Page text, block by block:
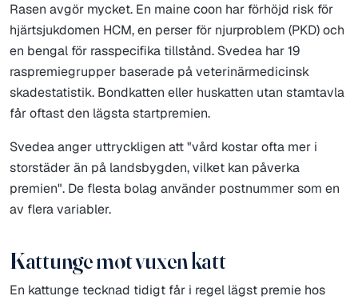
Rasen avgör mycket. En maine coon har förhöjd risk för
hjärtsjukdomen HCM, en perser för njurproblem (PKD) och
en bengal för rasspecifika tillstånd. Svedea har 19
raspremiegrupper baserade på veterinärmedicinsk
skadestatistik. Bondkatten eller huskatten utan stamtavla
får oftast den lägsta startpremien.
Svedea anger uttryckligen att "vård kostar ofta mer i
storstäder än på landsbygden, vilket kan påverka
premien". De flesta bolag använder postnummer som en
av flera variabler.
Kattunge mot vuxen katt
En kattunge tecknad tidigt får i regel lägst premie hos